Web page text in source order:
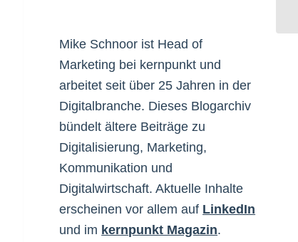
Mike Schnoor ist Head of
Marketing bei kernpunkt und
arbeitet seit über 25 Jahren in der
Digitalbranche. Dieses Blogarchiv
bündelt ältere Beiträge zu
Digitalisierung, Marketing,
Kommunikation und
Digitalwirtschaft. Aktuelle Inhalte
erscheinen vor allem auf LinkedIn
und im kernpunkt Magazin.